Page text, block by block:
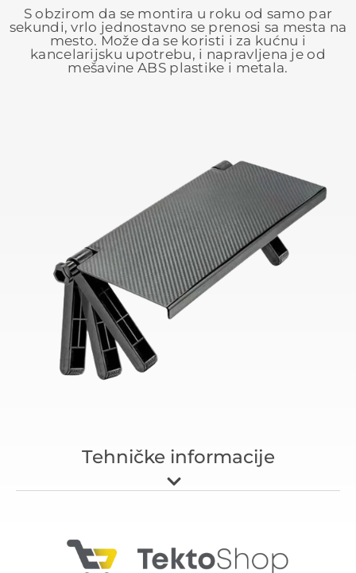
S obzirom da se montira u roku od samo par
sekundi, vrlo jednostavno se prenosi sa mesta na
mesto. Može da se koristi i za kućnu i
kancelarijsku upotrebu, i napravljena je od
mešavine ABS plastike i metala.
Tehničke informacije